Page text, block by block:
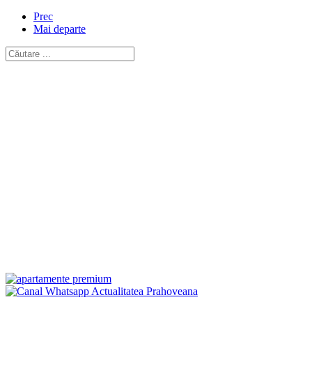
Prec
Mai departe